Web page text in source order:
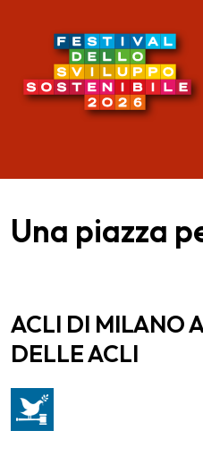
Una piazza
ACLI DI MILANO
DELLE ACLI